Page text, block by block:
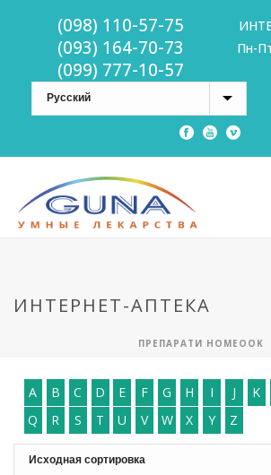
(098) 110-57-75
(093) 164-70-73
(099) 777-10-57
Пн-
ИНТЕРНЕТ-АПТЕКА
ПРЕПАРАТИ HOMEOOK
A B C D E F G H I J K
Q
R S T U V W X Y Z